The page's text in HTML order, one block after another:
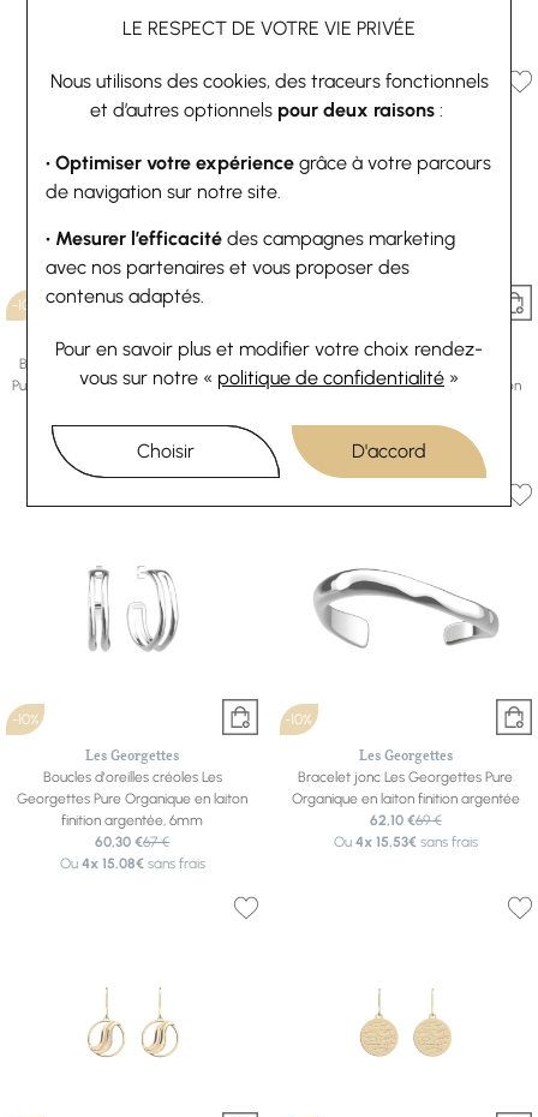
LE RESPECT DE VOTRE VIE PRIVÉE
Nous utilisons des cookies, des traceurs fonctionnels
et d’autres optionnels pour deux raisons :
• Optimiser votre expérience grâce à votre parcours
de navigation sur notre site.
• Mesurer l’efficacité des campagnes marketing
avec nos partenaires et vous proposer des
contenus adaptés.
Pour en savoir plus et modifier votre choix rendez-
vous sur notre « politique de confidentialité »
Choisir D'accord
73,80 €
Ou 4x 18.45€
-10%
Les Georgettes
Bracelet manchette Les Georgettes
Pure Organique en laiton finition dorée,
73,80 €82 €
Ou
18.45€sans frais
Les Georgettes
Georgettes Pure Organique en laiton
60,30 €67 €
Ou4x 15.08€sans frais
-10%
Les Georgettes
Boucles d'oreilles créoles Les
Georgettes Pure Organique en laiton
finition argentée, 6mm
60,30 €67 €
Ou 4x 15.08€sans frais
-10%
Les Georgettes
Bracelet jonc Les Georgettes Pure
Organique en laiton finition argentée
62,10 €69 €
Ou 4x 15.53€sans frais